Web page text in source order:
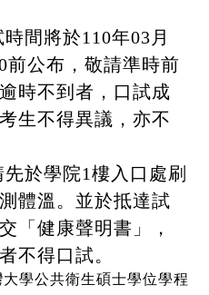
間將於110年03月
前公布，敬請準時前
時不到者，口試成
生不得異議，亦不
於學院1樓入口處刷
體溫。並於抵達試
「健康聲明書」，
不得口試。
大學公共衛生碩士學位學程